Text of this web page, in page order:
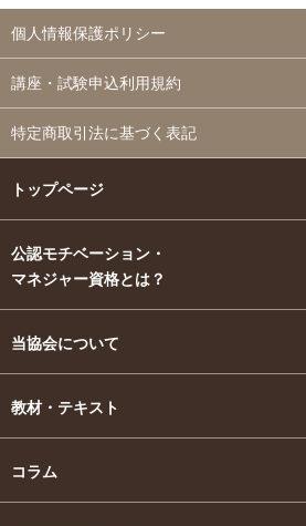
個人情報保護ポリシー
講座・試験申込利用規約
特定商取引法に基づく表記
トップページ
公認モチベーション・
マネジャー資格とは？
当協会について
教材・テキスト
コラム